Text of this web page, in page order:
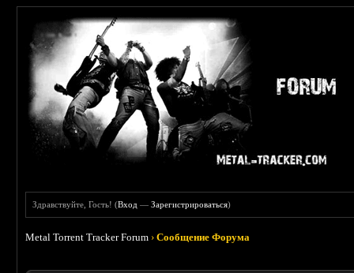
Здравствуйте, Гость! (Вход —Зарегистрироваться)
Metal Torrent Tracker Forum ›Сообщение Форума